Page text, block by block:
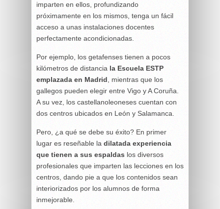
imparten en ellos, profundizando
próximamente en los mismos, tenga un fácil
acceso a unas instalaciones docentes
perfectamente acondicionadas.
Por ejemplo, los getafenses tienen a pocos
kilómetros de distancia la Escuela ESTP
emplazada en Madrid , mientras que los
gallegos pueden elegir entre Vigo y A Coruña.
A su vez, los castellanoleoneses cuentan con
dos centros ubicados en León y Salamanca.
Pero, ¿a qué se debe su éxito? En primer
lugar es reseñable la dilatada experiencia
que tienen a sus espaldas los diversos
profesionales que imparten las lecciones en los
centros, dando pie a que los contenidos sean
interiorizados por los alumnos de forma
inmejorable.